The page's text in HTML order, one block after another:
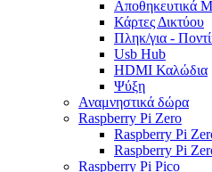
Αποθηκευτικά
Κάρτες Δικτύου
Πληκ/για -
Usb Hub
HDMI Καλώδια
Ψύξη
Αναμνηστικά δώρα
Raspberry Pi Zero
Raspberry Pi
Raspberry Pi
Raspberry Pi Pico